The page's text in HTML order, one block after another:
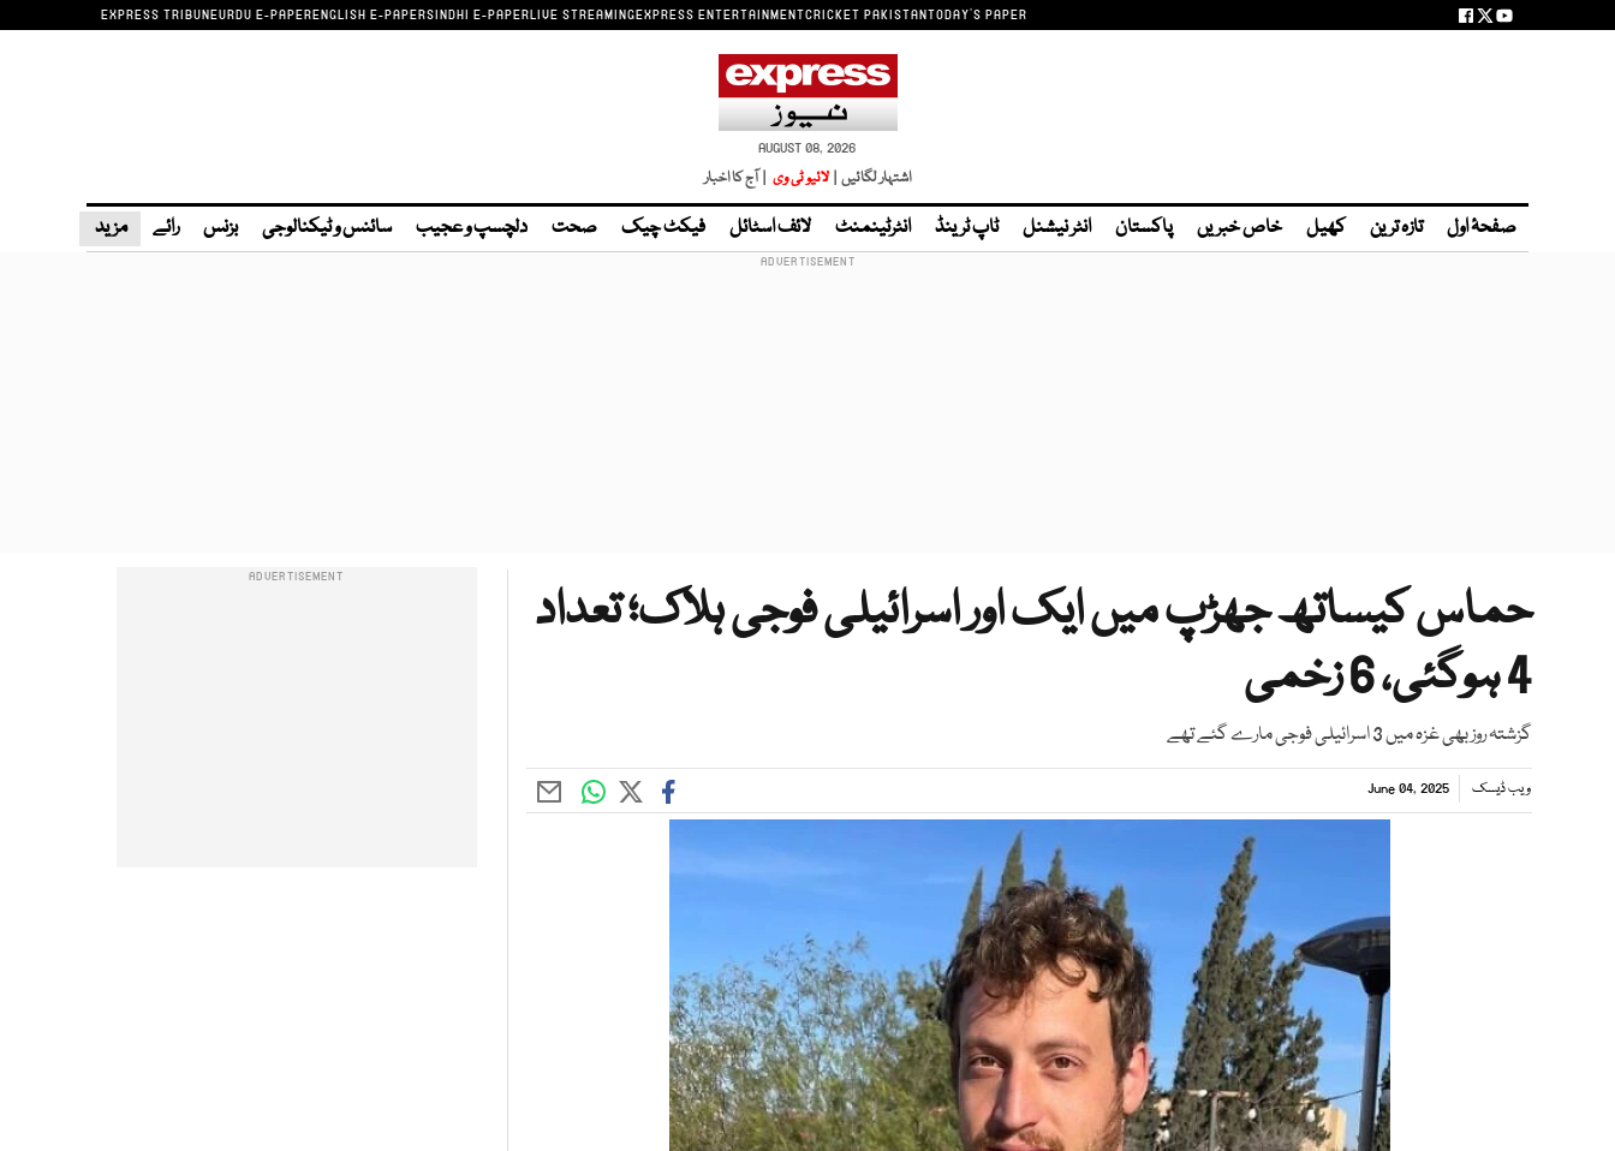
EXPRESS TRIBUNEURDU E-PAPERENGLISH E-PAPERSINDHI E-PAPERLIVE STREAMINGEXPRESS ENTERTAINMENTCRICKET PAKISTANTODAY'S PAPER
AUGUST 08, 2026
اشتہار لگائیں | لائیو ٹی وی | آج کا اخبار
صفحۂ اول تازہ ترین کھیل خاص خبریں پاکستان انٹر نیشنل ٹاپ ٹرینڈ انٹرٹینمنٹ لائف اسٹائل فیکٹ چیک صحت دلچسپ و عجیب سائنس و ٹیکنالوجی بزنس رائے مزید
حماس کیساتھ جھڑپ میں ایک اور اسرائیلی فوجی ہلاک؛ تعداد
4 ہوگئی، 6 زخمی
گزشتہ روز بھی غزہ میں 3 اسرائیلی فوجی مارے گئے تھے
ویب ڈیسک June 04, 2025